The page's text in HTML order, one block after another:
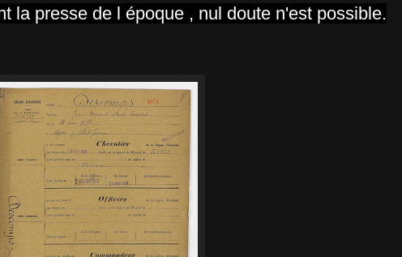
la presse de l époque , nul doute n'est possible.